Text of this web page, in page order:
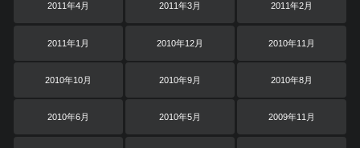
2011年4月 2011年3月 2011年2月
2011年1月 2010年12月 2010年11月
2010年10月 2010年9月 2010年8月
2010年6月 2010年5月 2009年11月